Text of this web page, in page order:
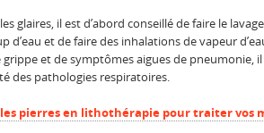
glaires, il est d’abord conseillé de faire le
d’eau et de faire des inhalations de vapeur
et de symptômes aigues de
des pathologies respiratoires.
pierres en lithothérapie pour traiter vos